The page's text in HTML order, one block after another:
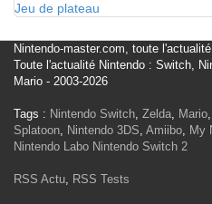
Jeu de plateau
Nintendo-master.com, toute
Toute l'actualité Nintendo : Switch,
Mario - 2003-2026
Tags : Nintendo Switch, Zelda, Mario,
Splatoon, Nintendo 3DS, Amiibo, My
Nintendo Labo Nintendo Switch 2
RSS Actu, RSS Tests